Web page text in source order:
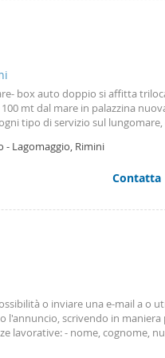
camera matrimoniale con grande
posto al primo piano di una
da ingresso, ampia sala,
bagno, balcone e garage per
finestre con doppi
automatizzato, area verde
lavori stabili. Non si accettano
€ 950,00. Garanzia:
box auto doppio si affitta
mt dal mare in palazzina
tipo di servizio sul lungomare,
terrazzo con vista mare. Aria
giugno a Settembre, prezzo
- Lagomaggio, Rimini
Contatta
o inviare una e-mail a o
l'annuncio, scrivendo in maniera
lavorative: - nome, cognome,